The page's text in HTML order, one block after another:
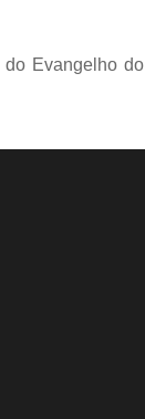
Evangelho do